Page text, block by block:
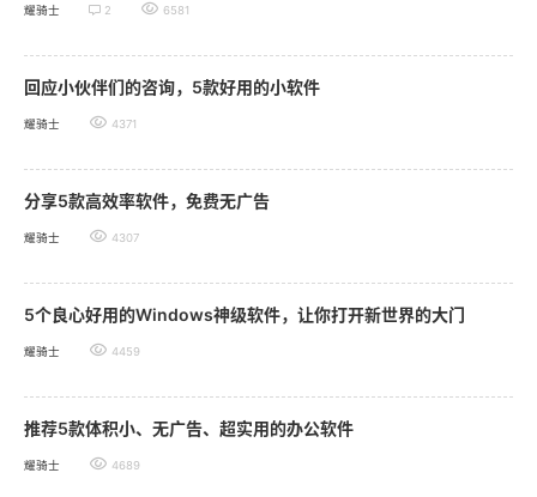
耀骑士 2 6581
回应小伙伴们的咨询，5款好用的小软件
耀骑士 4371
分享5款高效率软件，免费无广告
耀骑士 4307
5个良心好用的Windows神级软件，让你打开新世界的大门
耀骑士 4459
推荐5款体积小、无广告、超实用的办公软件
耀骑士 4689